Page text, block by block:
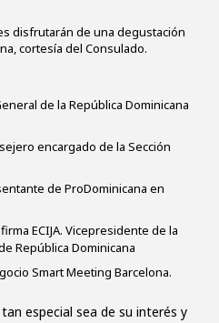
disfrutarán de una degustación
cortesía del Consulado.
de la República Dominicana
encargado de la Sección
de ProDominicana en
ECIJA. Vicepresidente de la
República Dominicana
Smart Meeting Barcelona.
especial sea de su interés y